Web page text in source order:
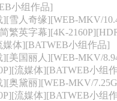
小组作品]
][雪人奇缘][WEB-MKV/
繁英字幕][4K-
媒体][BATWEB小组作品]
][美国丽人][WEB-MKV/
流媒体][BATWEB小组
][奥黛丽][WEB-MKV/
流媒体][BATWEB小组